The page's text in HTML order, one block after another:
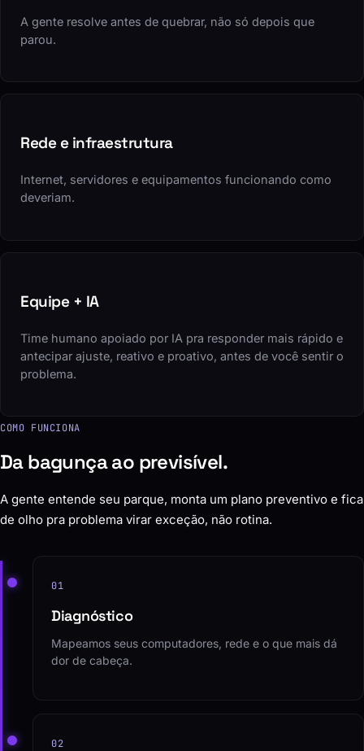
A gente resolve antes de quebrar, não só depois que
parou.
Rede e infraestrutura
Internet, servidores e equipamentos funcionando como
deveriam.
Equipe + IA
Time humano apoiado por IA pra responder mais rápido e
antecipar ajuste, reativo e proativo, antes de você sentir o
problema.
COMO FUNCIONA
Da bagunça ao previsível.
A gente entende seu parque, monta um plano preventivo e fica
de olho pra problema virar exceção, não rotina.
01
Diagnóstico
Mapeamos seus computadores, rede e o que mais dá
dor de cabeça.
02